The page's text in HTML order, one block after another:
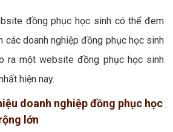
đồng phục học sinh có thể đem
các doanh nghiệp đồng phục học sinh
ra một website đồng phục học sinh
hiện nay.
doanh nghiệp đồng phục học
lớn